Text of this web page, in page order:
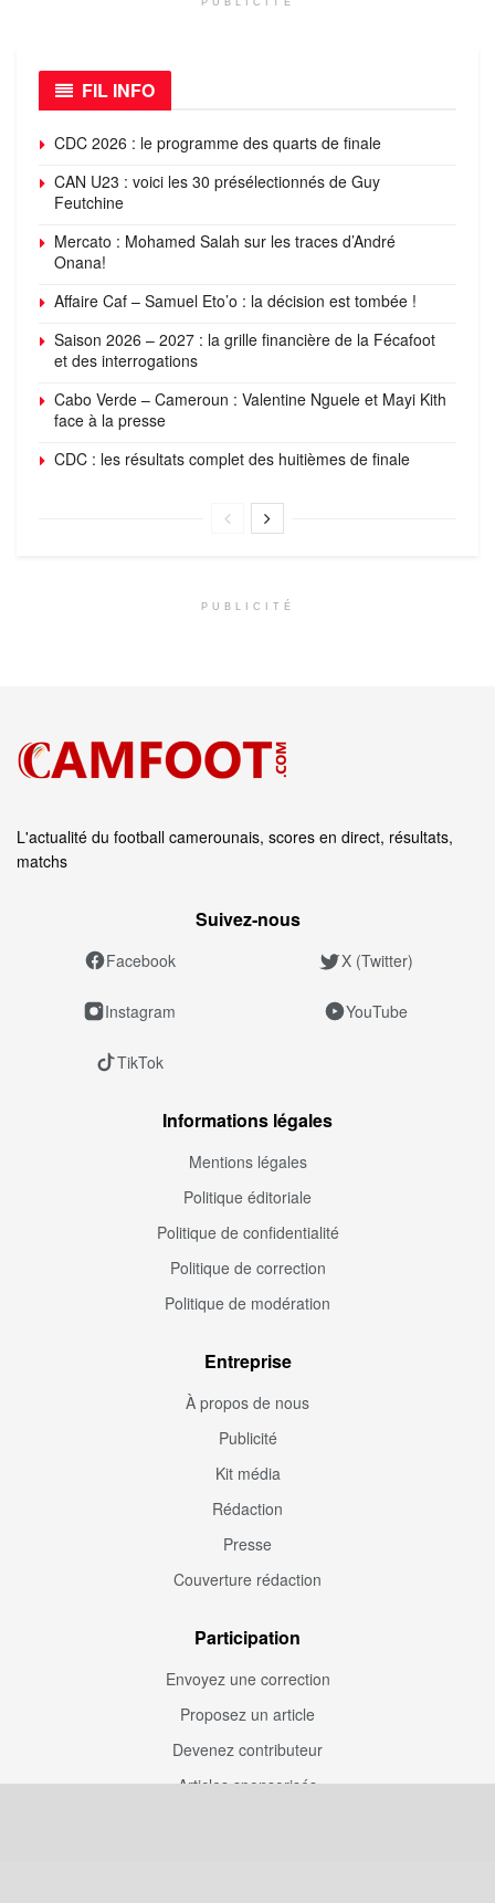
FIL INFO
CDC 2026 : le programme des quarts de finale
CAN U23 : voici les 30 présélectionnés de Guy
Feutchine
Mercato : Mohamed Salah sur les traces d’André
Onana!
Affaire Caf – Samuel Eto’o : la décision est tombée !
Saison 2026 – 2027 : la grille financière de la Fécafoot
et des interrogations
Cabo Verde – Cameroun : Valentine Nguele et Mayi Kith
face à la presse
CDC : les résultats complet des huitièmes de finale
PUBLICITÉ
L'actualité du football camerounais, scores en direct, résultats,
matchs
Suivez‑nous
Facebook X (Twitter)
Instagram YouTube
TikTok
Informations légales
Mentions légales
Politique éditoriale
Politique de confidentialité
Politique de correction
Politique de modération
Entreprise
À propos de nous
Publicité
Kit média
Rédaction
Presse
Couverture rédaction
Participation
Envoyez une correction
Proposez un article
Devenez contributeur
Articles sponsorisés